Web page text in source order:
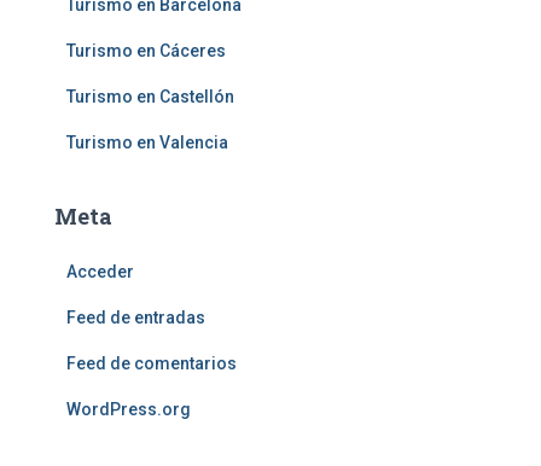
Turismo en Barcelona
Turismo en Cáceres
Turismo en Castellón
Turismo en Valencia
Meta
Acceder
Feed de entradas
Feed de comentarios
WordPress.org